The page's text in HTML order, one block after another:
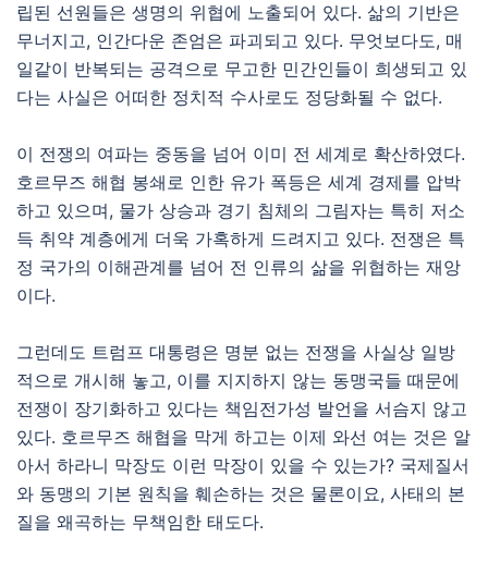
립된 선원들은 생명의 위협에 노출되어 있다. 삶의 기반은
무너지고, 인간다운 존엄은 파괴되고 있다. 무엇보다도, 매
일같이 반복되는 공격으로 무고한 민간인들이 희생되고 있
다는 사실은 어떠한 정치적 수사로도 정당화될 수 없다.
이 전쟁의 여파는 중동을 넘어 이미 전 세계로 확산하였다.
호르무즈 해협 봉쇄로 인한 유가 폭등은 세계 경제를 압박
하고 있으며, 물가 상승과 경기 침체의 그림자는 특히 저소
득 취약 계층에게 더욱 가혹하게 드려지고 있다. 전쟁은 특
정 국가의 이해관계를 넘어 전 인류의 삶을 위협하는 재앙
이다.
그런데도 트럼프 대통령은 명분 없는 전쟁을 사실상 일방
적으로 개시해 놓고, 이를 지지하지 않는 동맹국들 때문에
전쟁이 장기화하고 있다는 책임전가성 발언을 서슴지 않고
있다. 호르무즈 해협을 막게 하고는 이제 와선 여는 것은 알
아서 하라니 막장도 이런 막장이 있을 수 있는가? 국제질서
와 동맹의 기본 원칙을 훼손하는 것은 물론이요, 사태의 본
질을 왜곡하는 무책임한 태도다.